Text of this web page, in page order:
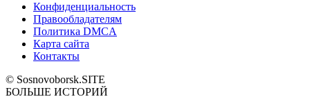
Конфиденциальность
Правообладателям
Политика DMCA
Карта сайта
Контакты
© Sosnovoborsk.SITE
БОЛЬШЕ ИСТОРИЙ